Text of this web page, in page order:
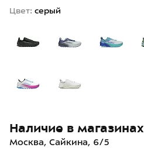
Цвет: серый
Наличие в магазинах
Москва, Сайкина, 6/5